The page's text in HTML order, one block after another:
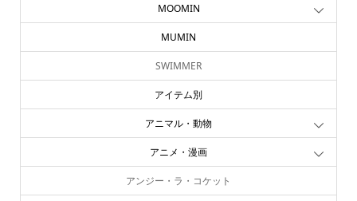
MOOMIN
MUMIN
SWIMMER
アイテム別
アニマル・動物
アニメ・漫画
アンジー・ラ・コケット